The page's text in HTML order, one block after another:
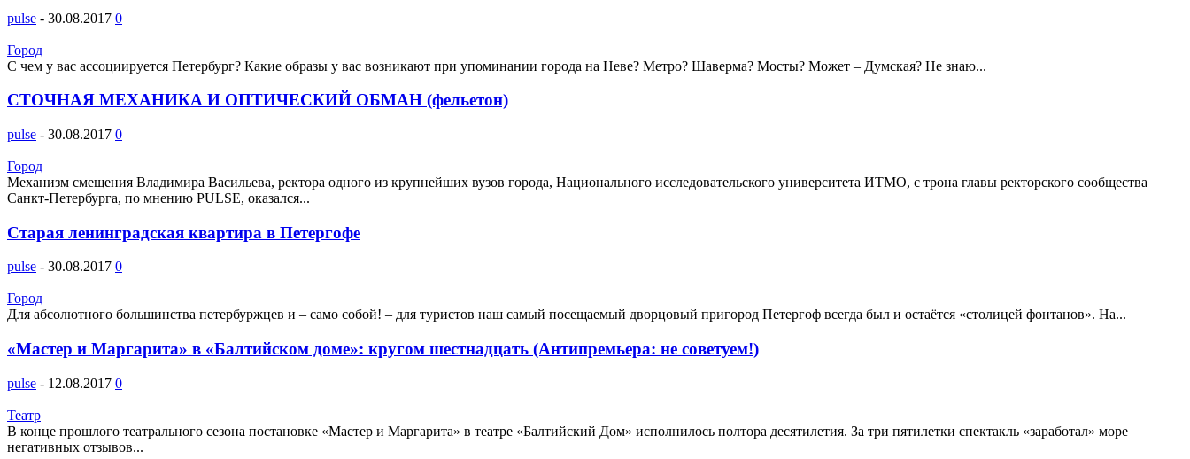
pulse - 30.08.2017 0
Город
С чем у вас ассоциируется Петербург? Какие образы у вас возникают при упоминании города на Неве? Метро? Шаверма? Мосты? Может – Думская? Не знаю...
СТОЧНАЯ МЕХАНИКА И ОПТИЧЕСКИЙ ОБМАН (фельетон)
pulse - 30.08.2017 0
Город
Механизм смещения Владимира Васильева, ректора одного из крупнейших вузов города, Национального исследовательского университета ИТМО, с трона главы ректорского сообщества
Санкт-Петербурга, по мнению PULSE, оказался...
Старая ленинградская квартира в Петергофе
pulse - 30.08.2017 0
Город
Для абсолютного большинства петербуржцев и – само собой! – для туристов наш самый посещаемый дворцовый пригород Петергоф всегда был и остаётся «столицей фонтанов». На...
«Мастер и Маргарита» в «Балтийском доме»: кругом шестнадцать (Антипремьера: не советуем!)
pulse - 12.08.2017 0
Театр
В конце прошлого театрального сезона постановке «Мастер и Маргарита» в театре «Балтийский Дом» исполнилось полтора десятилетия. За три пятилетки спектакль «заработал» море
негативных отзывов...